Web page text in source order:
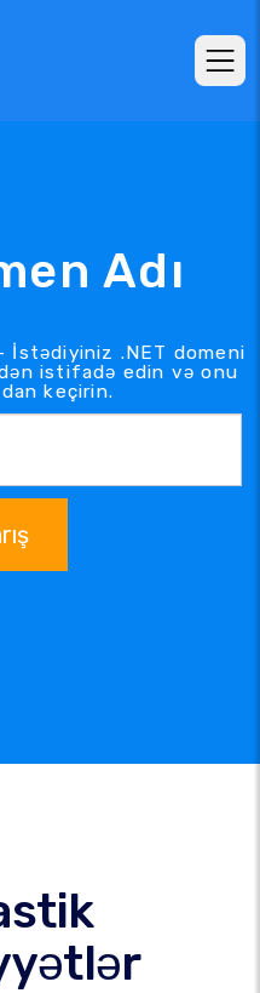
Adı
İstədiyiniz .NET domeni
istifadə edin və onu
keçirin.